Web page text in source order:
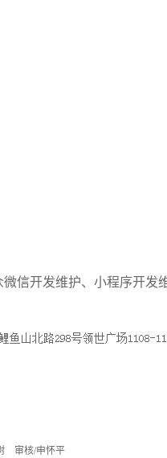
信开发维护、小程序开发
审核/申怀平